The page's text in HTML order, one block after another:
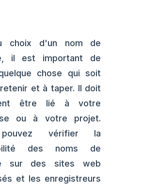
choix d'un nom de
il est important de
chose qui soit
et à taper. Il doit
être lié à votre
ou à votre projet.
vérifier la
des noms de
sur des sites web
et les enregistreurs